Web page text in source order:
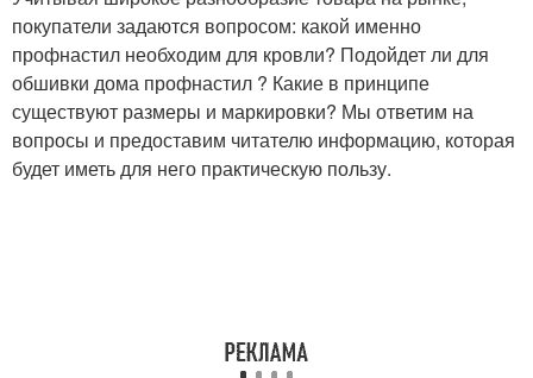
покупатели задаются вопросом: какой именно
профнастил необходим для кровли? Подойдет ли для
обшивки дома профнастил ? Какие в принципе
существуют размеры и маркировки? Мы ответим на
вопросы и предоставим читателю информацию, которая
будет иметь для него практическую пользу.